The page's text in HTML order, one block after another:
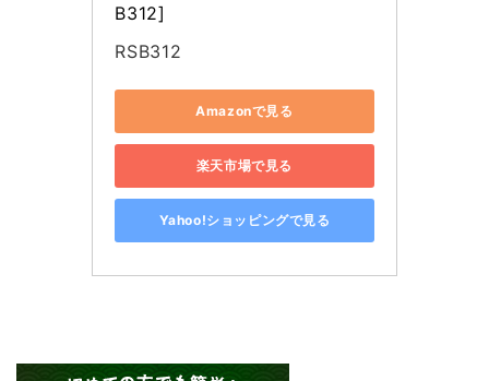
B312]
RSB312
Amazonで見る
楽天市場で見る
Yahoo!ショッピングで見る